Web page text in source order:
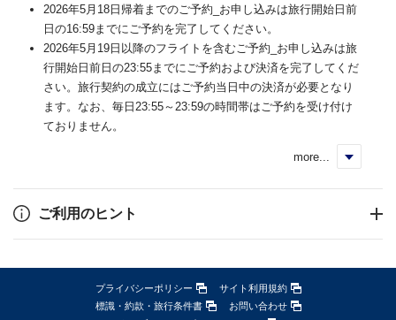
2026年5月18日帰着までのご予約_お申し込みは旅行開始日前
日の16:59までにご予約を完了してください。
2026年5月19日以降のフライトを含むご予約_お申し込みは旅
行開始日前日の23:55までにご予約および決済を完了してくだ
さい。旅行契約の成立にはご予約当日中の決済が必要となり
ます。なお、毎日23:55～23:59の時間帯はご予約を受け付け
ておりません。
more...
ご利用のヒント
プライバシーポリシー
サイト利用規約
標識・約款・旅行条件書
お問い合わせ